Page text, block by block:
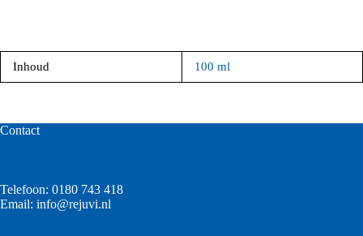
Inhoud 100 ml
Contact
Telefoon: 0180 743 418
Email: info@rejuvi.nl